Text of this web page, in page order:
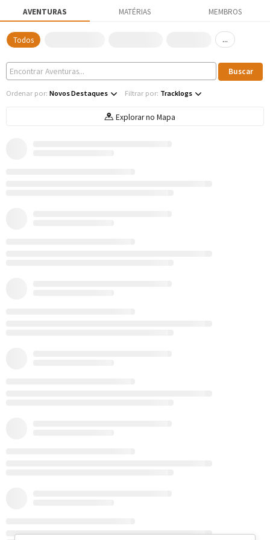
AVENTURAS MATÉRIAS MEMBROS
Todos ...
Ordenar por: Novos Destaques Filtrar por: Tracklogs
Explorar no Mapa